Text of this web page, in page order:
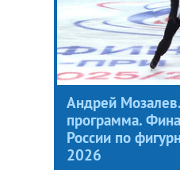
Андрей
программа.
России по
2026